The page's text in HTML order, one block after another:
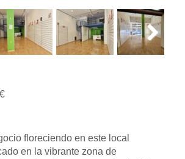
Next
floreciendo en este local
en la vibrante zona de